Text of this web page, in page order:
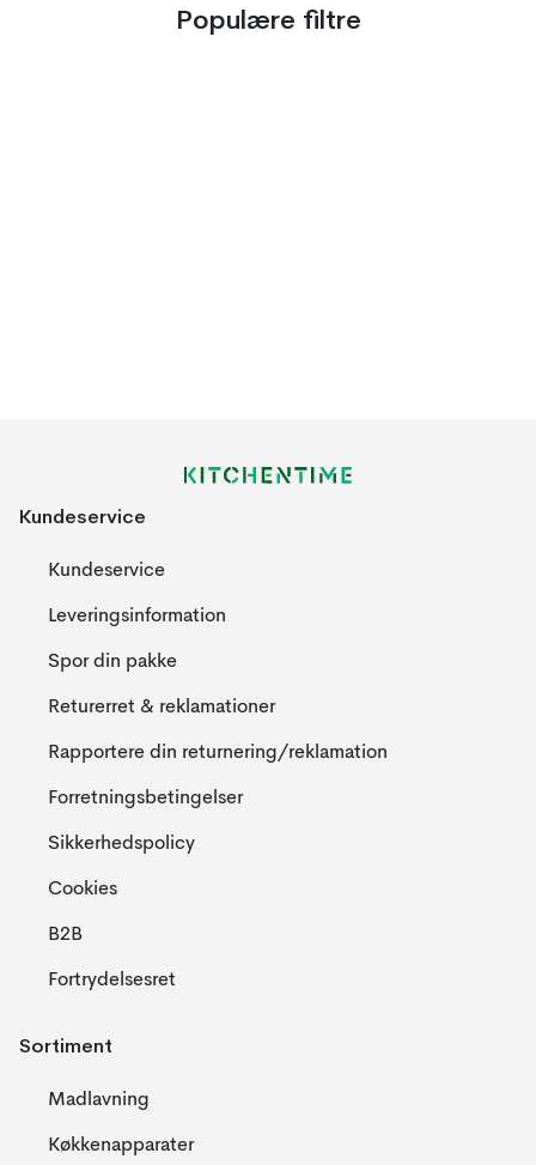
sodavand i alle mulige typer af smage. Du kan købe forskellige
flasker med smagstilsætning til dit sodavand. Du kan ofte finde
Populære filtre
Kundeservice
Kundeservice
Leveringsinformation
Spor din pakke
Returerret & reklamationer
Rapportere din returnering/reklamation
Forretningsbetingelser
Sikkerhedspolicy
Cookies
B2B
Fortrydelsesret
Sortiment
Madlavning
Køkkenapparater